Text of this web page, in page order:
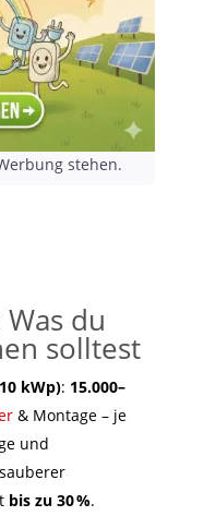
stehen.
du
solltest
kWp): 15.000–
& Montage – je
und
bis zu 30 %.